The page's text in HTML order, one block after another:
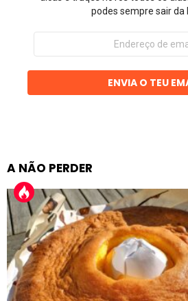
podes sempre sair da
Endereço
email
ENVIA O TEU
A NÃO PERDER